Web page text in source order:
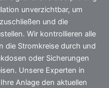
unverzichtbar, um
und die
Wir kontrollieren alle
die Stromkreise durch und
oder Sicherungen
Unsere Experten in
Anlage den aktuellen